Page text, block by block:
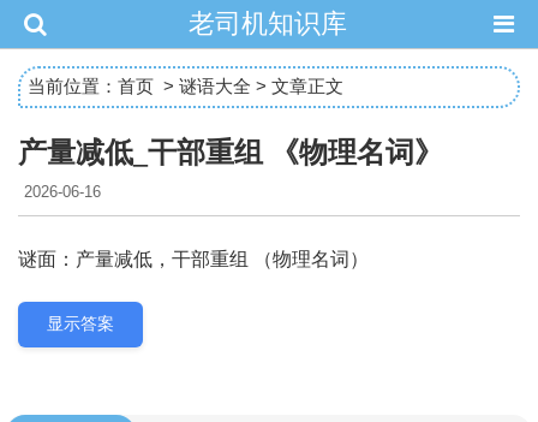
老司机知识库
当前位置： 首页 > 谜语大全 > 文章正文
产量减低_干部重组 《物理名词》
2026-06-16
谜面：产量减低，干部重组 （物理名词）
显示答案